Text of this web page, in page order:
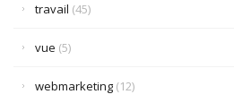
travail (45)
vue (5)
webmarketing (12)